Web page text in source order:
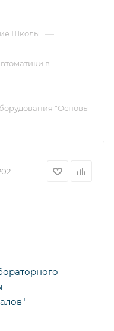
Школы —
в
"Основы